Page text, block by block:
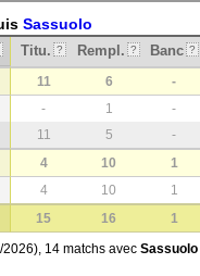
Sassuolo
Titu. ? Rempl. ? Banc ?
11 6 -
- 1 -
11 5 -
4 10 1
4 10 1
15 16 1
14 matchs avec Sassuolo